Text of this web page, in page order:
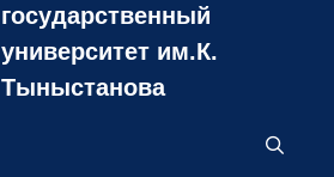
государственный
университет им.К.
Тыныстанова